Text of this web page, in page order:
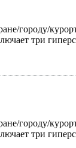
городу/
три
городу/
три